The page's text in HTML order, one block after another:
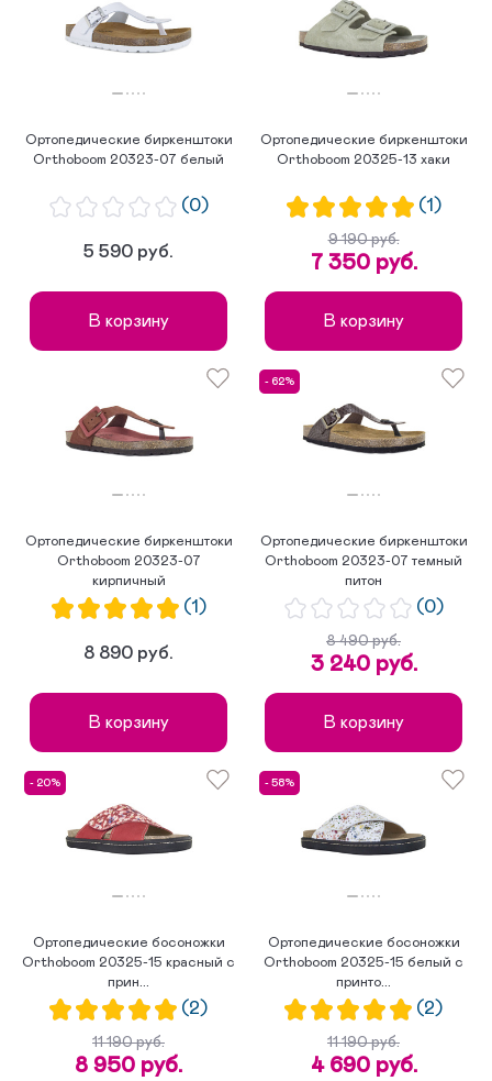
по популярности
Ортопедические биркенштоки
Orthoboom 20323-07 белый
(0)
5 590 руб.
В корзину
Ортопедические биркенштоки
Orthoboom 20325-13 хаки
(1)
9 190 руб.
7 350 руб.
В корзину
Ортопедические биркенштоки
Orthoboom 20323-07
кирпичный
(1)
8 890 руб.
В корзину
- 62%
Ортопедические биркенштоки
Orthoboom 20323-07 темный
питон
(0)
8 490 руб.
3 240 руб.
В корзину
- 20%
Ортопедические босоножки
Orthoboom 20325-15 красный с
прин...
(2)
11 190 руб.
8 950 руб.
- 58%
Ортопедические босоножки
Orthoboom 20325-15 белый с
принто...
(2)
11 190 руб.
4 690 руб.